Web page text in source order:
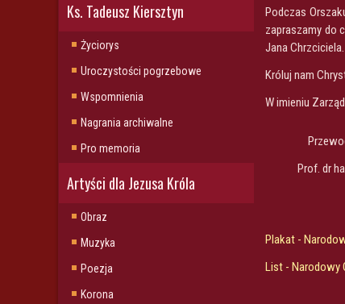
Ks. Tadeusz Kiersztyn
Życiorys
Uroczystości pogrzebowe
Wspomnienia
Nagrania archiwalne
Pro memoria
Artyści dla Jezusa Króla
Obraz
Muzyka
Poezja
Korona
Podczas
zapraszamy do
Jana
Króluj nam
W imieniu
Prof. dr
Plakat -
List - Narodowy